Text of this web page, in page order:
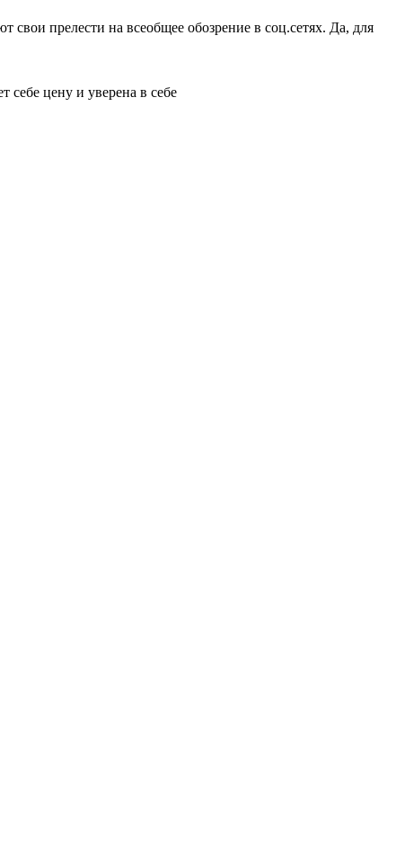
прелести на всеобщее обозрение в соц.сетях. Да, для
себе цену и уверена в себе